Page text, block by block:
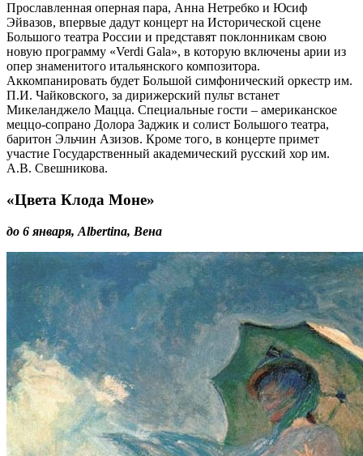
Прославленная оперная пара, Анна Нетребко и Юсиф
Эйвазов, впервые дадут концерт на Исторической сцене
Большого театра России и представят поклонникам свою
новую программу «Verdi Gala», в которую включены арии из
опер знаменитого итальянского композитора.
Аккомпанировать будет Большой симфонический оркестр им.
П.И. Чайковского, за дирижерский пульт встанет
Микеланджело Мацца. Специальные гости – американское
меццо-сопрано Долора Заджик и солист Большого театра,
баритон Эльчин Азизов. Кроме того, в концерте примет
участие Государственный академический русский хор им.
А.В. Свешникова.
«Цвета Клода Моне»
до 6 января, Albertina, Вена